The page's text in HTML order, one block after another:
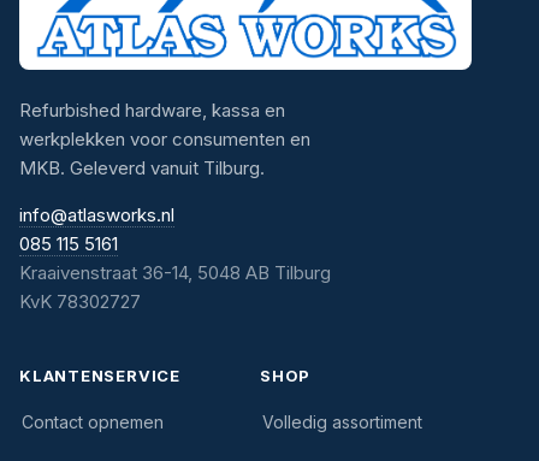
Refurbished hardware, kassa en
werkplekken voor consumenten en
MKB. Geleverd vanuit Tilburg.
info@atlasworks.nl
085 115 5161
Kraaivenstraat 36-14, 5048 AB Tilburg
KvK 78302727
KLANTENSERVICE
Contact opnemen
SHOP
Volledig assortiment